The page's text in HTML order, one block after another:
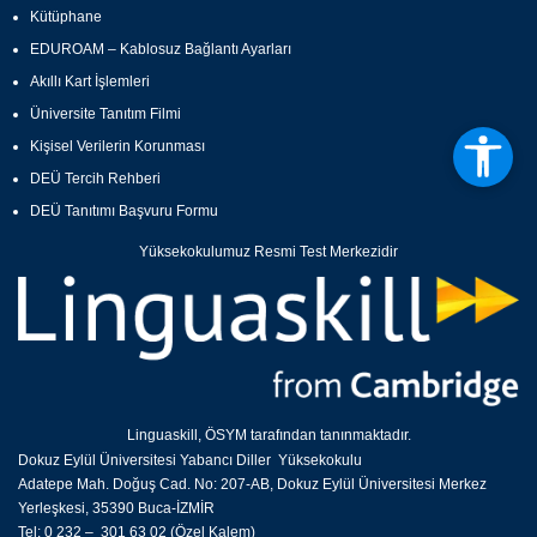
Kütüphane
EDUROAM – Kablosuz Bağlantı Ayarları
Akıllı Kart İşlemleri
Üniversite Tanıtım Filmi
Kişisel Verilerin Korunması
DEÜ Tercih Rehberi
DEÜ Tanıtımı Başvuru Formu
Yüksekokulumuz Resmi Test Merkezidir
Linguaskill, ÖSYM tarafından tanınmaktadır.
Dokuz Eylül Üniversitesi Yabancı Diller Yüksekokulu
Adatepe Mah. Doğuş Cad. No: 207-AB, Dokuz Eylül Üniversitesi Merkez
Yerleşkesi, 35390 Buca-İZMİR
Tel: 0 232 – 301 63 02 (Özel Kalem)